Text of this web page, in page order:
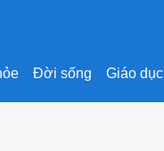
Đời sống Giáo dục